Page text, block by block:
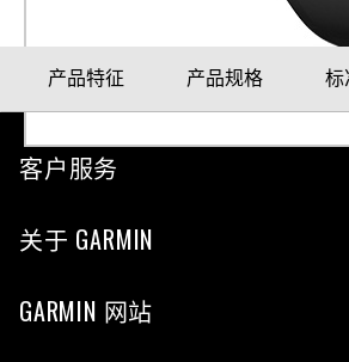
产品特征 产品规格 标
客户服务
关于 GARMIN
GARMIN 网站